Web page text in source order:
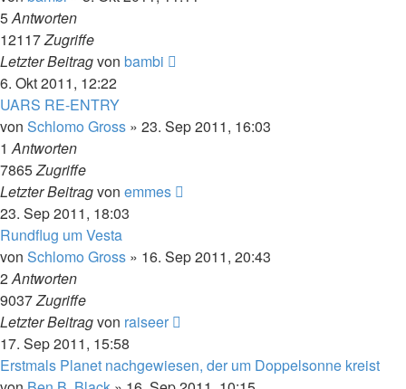
5Antworten
12117Zugriffe
Letzter Beitragvon bambi
6. Okt 2011, 12:22
UARS RE-ENTRY
von Schlomo Gross » 23. Sep 2011, 16:03
1Antworten
7865Zugriffe
Letzter Beitragvon emmes
23. Sep 2011, 18:03
Rundflug um Vesta
von Schlomo Gross » 16. Sep 2011, 20:43
2Antworten
9037Zugriffe
Letzter Beitragvon raiseer
17. Sep 2011, 15:58
Erstmals Planet nachgewiesen, der um Doppelsonne kreist